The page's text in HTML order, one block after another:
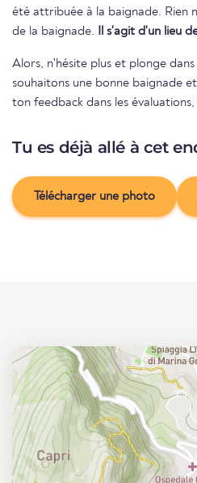
été attribuée à la baignade. Rien
de la baignade.
Il s'agit d'un lieu
Alors, n'hésite plus et plonge
souhaitons une bonne baignade
ton feedback dans les
Tu es déjà allé à cet
Télécharger une photo